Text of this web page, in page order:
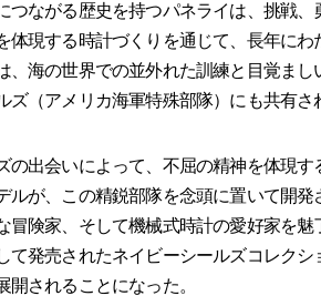
ながる歴史を持つパネライは、挑戦、
体現する時計づくりを通じて、長年に
、海の世界での並外れた訓練と目覚まし
（アメリカ海軍特殊部隊）にも共有さ
出会いによって、不屈の精神を体現す
ルが、この精鋭部隊を念頭に置いて開発
冒険家、そして機械式時計の愛好家を魅
て発売されたネイビーシールズコレクシ
されることになった。